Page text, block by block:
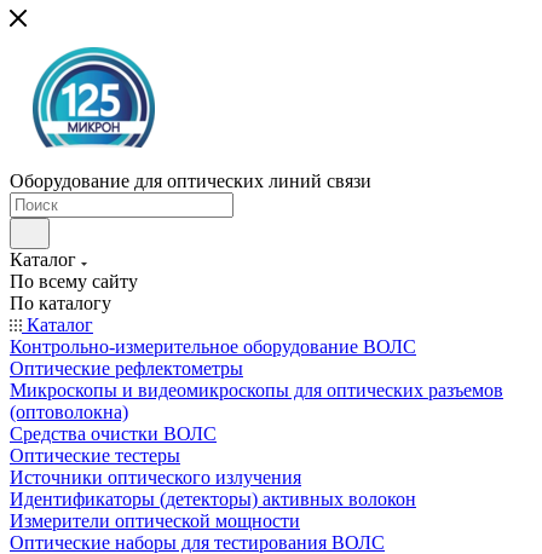
Оборудование для оптических линий связи
Каталог
По всему сайту
По каталогу
Каталог
Контрольно-измерительное оборудование ВОЛС
Оптические рефлектометры
Микроскопы и видеомикроскопы для оптических разъемов
(оптоволокна)
Средства очистки ВОЛС
Оптические тестеры
Источники оптического излучения
Идентификаторы (детекторы) активных волокон
Измерители оптической мощности
Оптические наборы для тестирования ВОЛС